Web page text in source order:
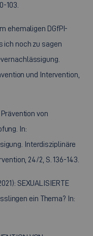
103.
ehemaligen DGfPI-
ich noch zu sagen
und Intervention,
von
In:
Interdisziplinäre
24/2, S. 136-143.
SEXUALISIERTE
ein Thema? In: